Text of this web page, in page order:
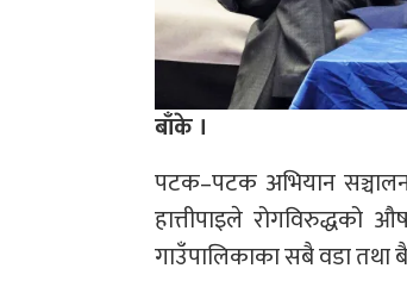
बाँके ।
पटक–पटक अभियान
हात्तीपाइले रोगविरुद्धको
गाउँपालिकाका सबै वडा तथा